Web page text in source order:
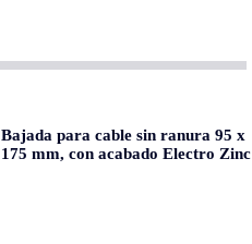
Bajada para cable sin ranura 95 x
175 mm, con acabado Electro Zinc